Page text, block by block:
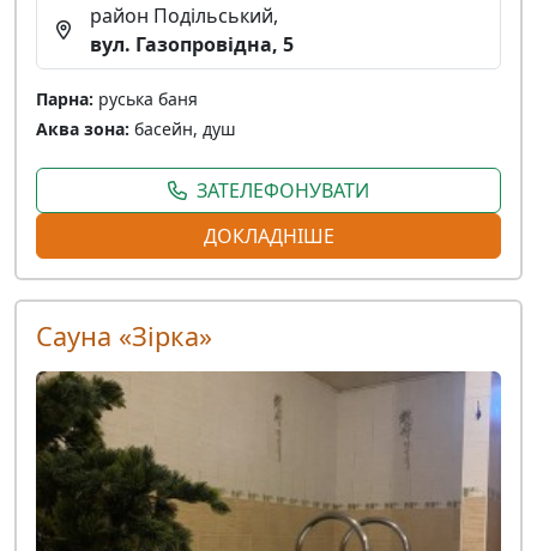
район Подільський,
вул. Газопровідна, 5
Парна: руська баня
Аква зона: басейн, душ
ЗАТЕЛЕФОНУВАТИ
ДОКЛАДНІШЕ
Сауна «Зірка»